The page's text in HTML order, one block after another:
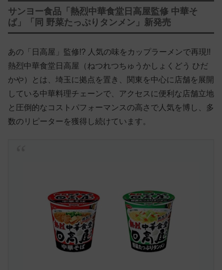
サンヨー食品「熱烈中華食堂日高屋監修 中華そ
ば」「同 野菜たっぷりタンメン」新発売
あの「日高屋」監修!? 人気の味をカップラーメンで再現!!
熱烈中華食堂日高屋（ねつれつちゅうかしょくどう ひだ
かや）とは、埼玉に拠点を置き、関東を中心に店舗を展開
している中華料理チェーンで、アクセスに便利な店舗立地
と圧倒的なコストパフォーマンスの高さで人気を博し、多
数のリピーターを獲得し続けています。